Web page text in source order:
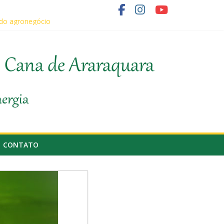
Cana de Araraquara
CONTATO